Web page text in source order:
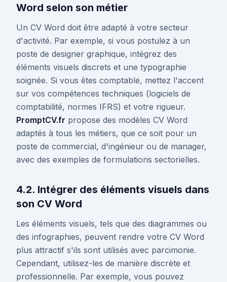
Word selon son métier
Un CV Word doit être adapté à votre secteur
d'activité. Par exemple, si vous postulez à un
poste de designer graphique, intégrez des
éléments visuels discrets et une typographie
soignée. Si vous êtes comptable, mettez l'accent
sur vos compétences techniques (logiciels de
comptabilité, normes IFRS) et votre rigueur.
PromptCV.fr propose des modèles CV Word
adaptés à tous les métiers, que ce soit pour un
poste de commercial, d'ingénieur ou de manager,
avec des exemples de formulations sectorielles.
4.2. Intégrer des éléments visuels dans
son CV Word
Les éléments visuels, tels que des diagrammes ou
des infographies, peuvent rendre votre CV Word
plus attractif s'ils sont utilisés avec parcimonie.
Cependant, utilisez-les de manière discrète et
professionnelle. Par exemple, vous pouvez